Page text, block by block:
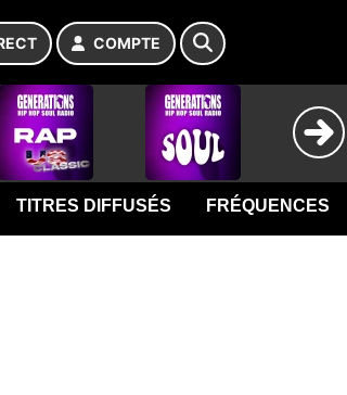
COMPTE
TITRES DIFFUSÉS FRÉQUENCES